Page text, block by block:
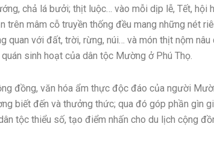
chả lá bưởi; thịt luộc… vào mỗi dịp lễ, Tết, hội
mâm cỗ truyền thống đều mang những nét
với đất, trời, rừng, núi… và món thịt nộm nâu
sinh hoạt của dân tộc Mường ở Phú Thọ.
đồng, văn hóa ẩm thực độc đáo của người
biết đến và thưởng thức; qua đó góp phần gìn
tộc thiểu số, tạo điểm nhấn cho du lịch cộng